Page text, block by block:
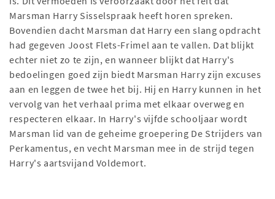
Marsman Harry Sisselspraak heeft horen spreken.
Bovendien dacht Marsman dat Harry een slang opdracht
had gegeven Joost Flets-Frimel aan te vallen. Dat blijkt
echter niet zo te zijn, en wanneer blijkt dat Harry's
bedoelingen goed zijn biedt Marsman Harry zijn excuses
aan en leggen de twee het bij. Hij en Harry kunnen in het
vervolg van het verhaal prima met elkaar overweg en
respecteren elkaar. In Harry's vijfde schooljaar wordt
Marsman lid van de geheime groepering De Strijders van
Perkamentus, en vecht Marsman mee in de strijd tegen
Harry's aartsvijand Voldemort.